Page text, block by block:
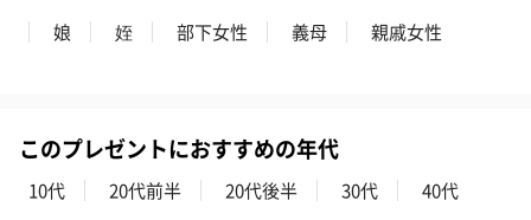
キャンドル・お香
娘
姪 部下女性 義母 親戚女性
このプレゼントにおすすめの年代
10代 20代前半 20代後半 30代
40代